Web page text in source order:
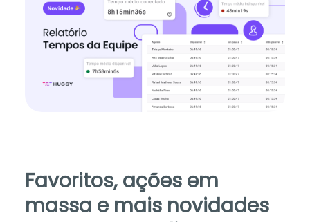
Favoritos, ações em
massa e mais novidades